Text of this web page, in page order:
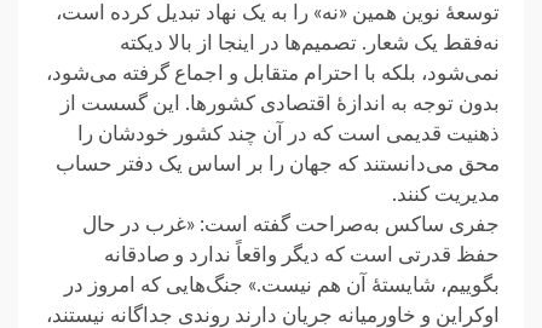
توسعهٔ نوین ‏همین «نه» را به یک نهاد تبدیل کرده است،
نه‌فقط یک شعار. تصمیم‌ها در اینجا از بالا دیکته
نمی‌شود، بلکه با احترام ‏متقابل و اجماع گرفته می‌شود،
بدون توجه به اندازهٔ اقتصادی کشورها. این گسست از
ذهنیت قدیمی است که در آن چند ‏کشور خودشان را
محق می‌دانستند که جهان را بر اساس یک دفتر حساب
مدیریت کنند.‏
جفری ساکس به‌صراحت گفته است: «غرب در حال
حفظ قدرتی است که دیگر واقعاً ندارد و صادقانه
بگوییم، شایستهٔ آن هم ‏نیست.» جنگ‌هایی که امروز در
اوکراین و خاورمیانه جریان دارند روندی جداگانه نیستند،